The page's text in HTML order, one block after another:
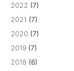
2022 (7)
2021 (7)
2020 (7)
2019 (7)
2018 (6)